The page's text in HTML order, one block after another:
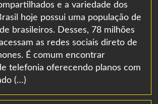
e a variedade dos
hoje possui uma população de
brasileiros. Desses, 78 milhões
as redes sociais direto de
É comum encontrar
telefonia oferecendo planos com
(…)